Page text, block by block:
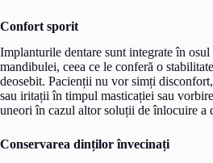
Confort sporit
Implanturile dentare sunt integrate în
mandibulei, ceea ce le conferă o
deosebit. Pacienții nu vor simți
sau iritații în timpul masticației sau
uneori în cazul altor soluții de înlocuire a
Conservarea dinților învecinați